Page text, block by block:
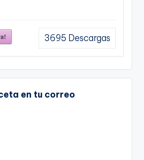
3695 Descargas
en tu correo